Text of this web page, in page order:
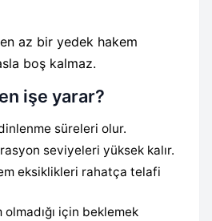
az bir yedek hakem
boş kalmaz.
işe yarar?
süreleri olur.
seviyeleri yüksek kalır.
eksiklikleri rahatça telafi
için beklemek